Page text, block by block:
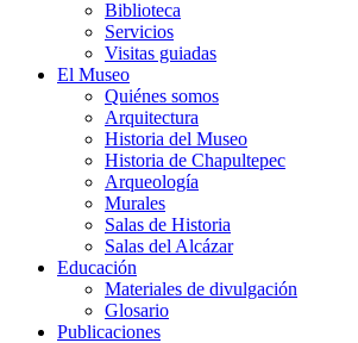
Biblioteca
Servicios
Visitas guiadas
El Museo
Quiénes somos
Arquitectura
Historia del Museo
Historia de Chapultepec
Arqueología
Murales
Salas de Historia
Salas del Alcázar
Educación
Materiales de divulgación
Glosario
Publicaciones